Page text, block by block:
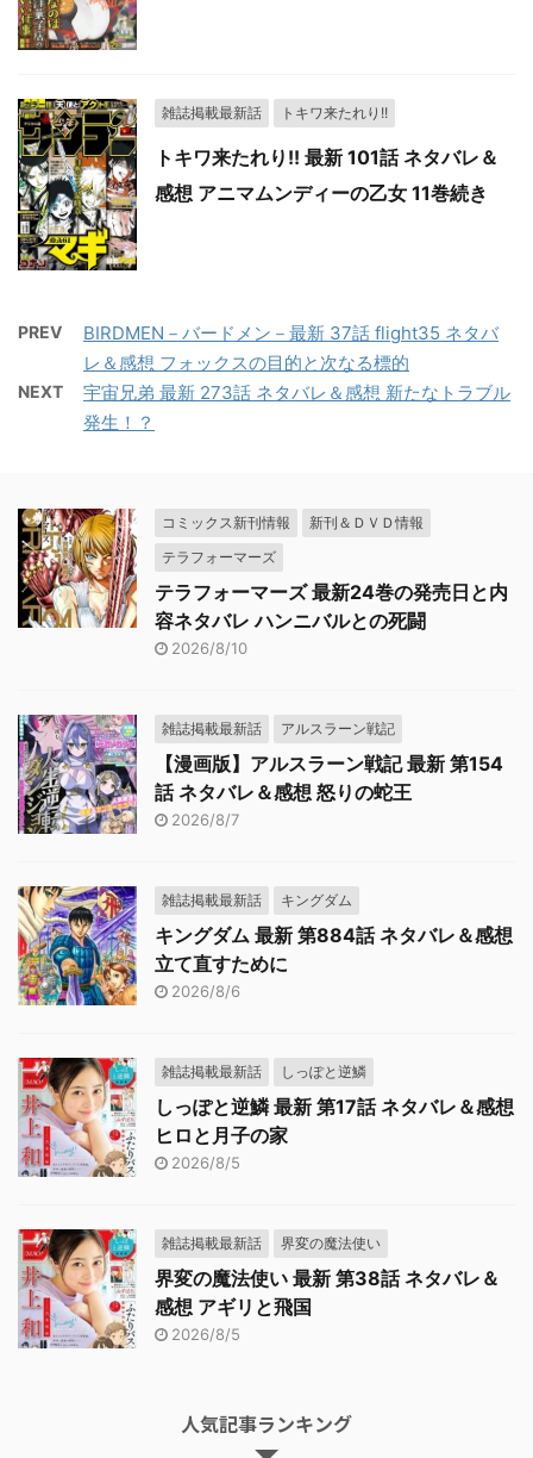
雑誌掲載最新話 トキワ来たれり!!
トキワ来たれり!! 最新 101話 ネタバレ＆
感想 アニマムンディーの乙女 11巻続き
PREV
BIRDMEN－バードメン－最新 37話 flight35 ネタバ
レ＆感想 フォックスの目的と次なる標的
NEXT
宇宙兄弟 最新 273話 ネタバレ＆感想 新たなトラブル
発生！？
コミックス新刊情報
新刊＆ＤＶＤ情報
テラフォーマーズ
テラフォーマーズ 最新24巻の発売日と内
容ネタバレ ハンニバルとの死闘
2026/8/10
雑誌掲載最新話 アルスラーン戦記
【漫画版】アルスラーン戦記 最新 第154
話 ネタバレ＆感想 怒りの蛇王
2026/8/7
雑誌掲載最新話 キングダム
キングダム 最新 第884話 ネタバレ＆感想
立て直すために
2026/8/6
雑誌掲載最新話 しっぽと逆鱗
しっぽと逆鱗 最新 第17話 ネタバレ＆感想
ヒロと月子の家
2026/8/5
雑誌掲載最新話 界変の魔法使い
界変の魔法使い 最新 第38話 ネタバレ＆
感想 アギリと飛国
2026/8/5
人気記事ランキング